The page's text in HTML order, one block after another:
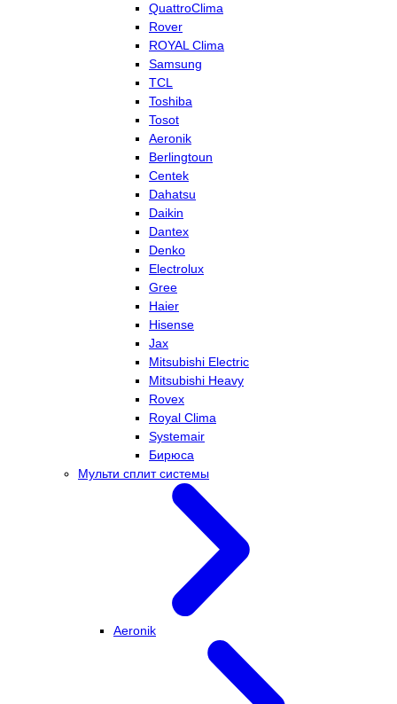
QuattroClima
Rover
ROYAL Clima
Samsung
TCL
Toshiba
Tosot
Aeronik
Berlingtoun
Centek
Dahatsu
Daikin
Dantex
Denko
Electrolux
Gree
Haier
Hisense
Jax
Mitsubishi Electric
Mitsubishi Heavy
Rovex
Royal Clima
Systemair
Бирюса
Мульти сплит системы
Aeronik